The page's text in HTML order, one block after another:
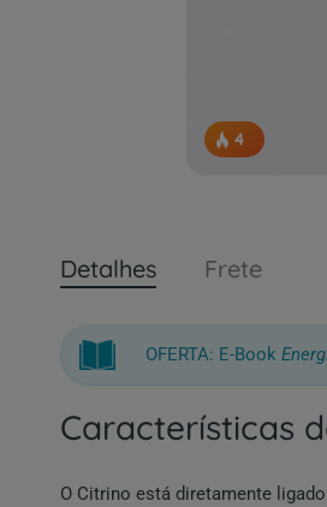
4
Detalhes Frete
OFERTA: E-Book
características
O Citrino está diretamente